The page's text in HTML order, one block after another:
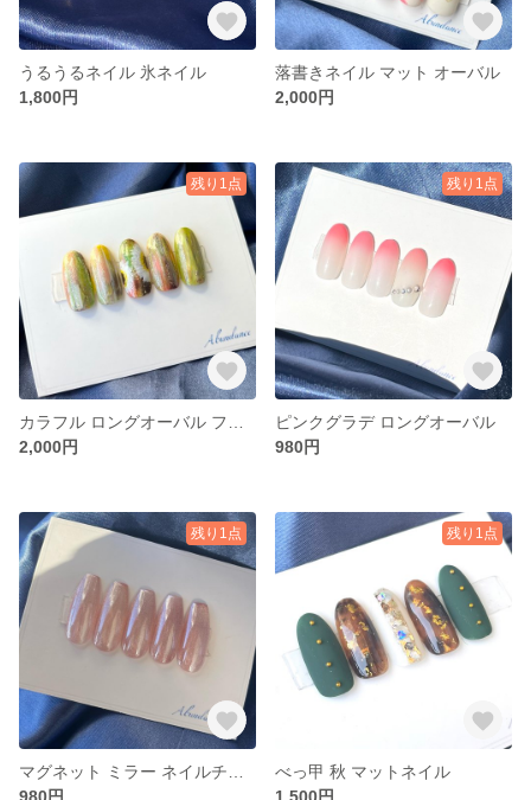
うるうるネイル 氷ネイル
1,800円
落書きネイル マット オーバル
2,000円
残り1点
2,000円
残り1点
ピンクグラデ ロングオーバル
980円
残り1点
980円
残り1点
べっ甲 秋 マットネイル
1,500円